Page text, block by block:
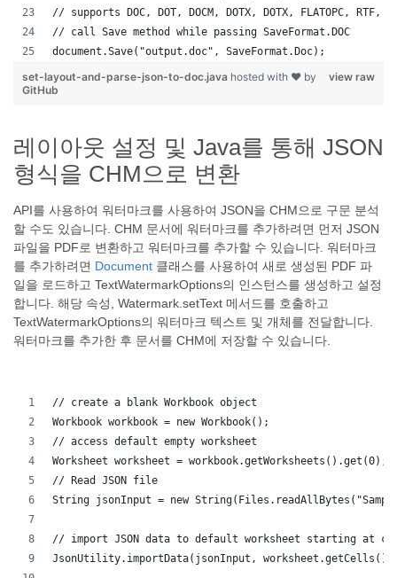
// supports DOC, DOT, DOCM, DOTX, DOTX, FLATOPC,
// call Save method while passing SaveFormat.DOC
document.Save("output.doc", SaveFormat.Doc);
view raw
set-layout-and-parse-json-to-doc.java hosted with ❤ by
GitHub
레이아웃 설정 및 Java를 통해 JSON
형식을 CHM으로 변환
API를 사용하여 워터마크를 사용하여 JSON을 CHM으로 구문 분석
할 수도 있습니다. CHM 문서에 워터마크를 추가하려면 먼저 JSON
파일을 PDF로 변환하고 워터마크를 추가할 수 있습니다. 워터마크
를 추가하려면 Document 클래스를 사용하여 새로 생성된 PDF 파
일을 로드하고 TextWatermarkOptions의 인스턴스를 생성하고 설정
합니다. 해당 속성, Watermark.setText 메서드를 호출하고
TextWatermarkOptions의 워터마크 텍스트 및 개체를 전달합니다.
워터마크를 추가한 후 문서를 CHM에 저장할 수 있습니다.
// create a blank Workbook object
Workbook workbook = new Workbook();
// access default empty worksheet
Worksheet worksheet = workbook.getWorksheets().get(0);
// Read JSON file
String jsonInput = new
// import JSON data to default worksheet starting at
JsonUtility.importData(jsonInput, worksheet.getCells(),